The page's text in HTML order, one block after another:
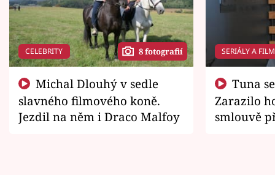
CELEBRITY 8 fotografií
slavného filmového koně.
Jezdil na něm i Draco Malfoy
SERIÁLY A
Zarazilo
smlouvě